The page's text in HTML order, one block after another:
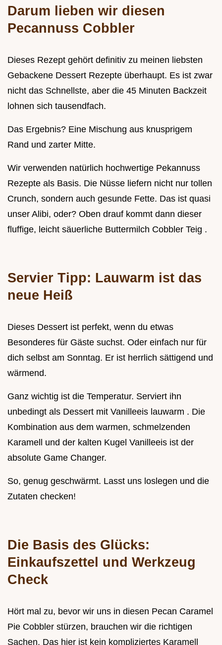
Darum lieben wir diesen
Pecannuss Cobbler
Dieses Rezept gehört definitiv zu meinen liebsten
Gebackene Dessert Rezepte überhaupt. Es ist zwar
nicht das Schnellste, aber die 45 Minuten Backzeit
lohnen sich tausendfach.
Das Ergebnis? Eine Mischung aus knusprigem
Rand und zarter Mitte.
Wir verwenden natürlich hochwertige Pekannuss
Rezepte als Basis. Die Nüsse liefern nicht nur tollen
Crunch, sondern auch gesunde Fette. Das ist quasi
unser Alibi, oder? Oben drauf kommt dann dieser
fluffige, leicht säuerliche Buttermilch Cobbler Teig .
Servier Tipp: Lauwarm ist das
neue Heiß
Dieses Dessert ist perfekt, wenn du etwas
Besonderes für Gäste suchst. Oder einfach nur für
dich selbst am Sonntag. Er ist herrlich sättigend und
wärmend.
Ganz wichtig ist die Temperatur. Serviert ihn
unbedingt als Dessert mit Vanilleeis lauwarm . Die
Kombination aus dem warmen, schmelzenden
Karamell und der kalten Kugel Vanilleeis ist der
absolute Game Changer.
So, genug geschwärmt. Lasst uns loslegen und die
Zutaten checken!
Die Basis des Glücks:
Einkaufszettel und Werkzeug
Check
Hört mal zu, bevor wir uns in diesen Pecan Caramel
Pie Cobbler stürzen, brauchen wir die richtigen
Sachen. Das hier ist kein kompliziertes Karamell